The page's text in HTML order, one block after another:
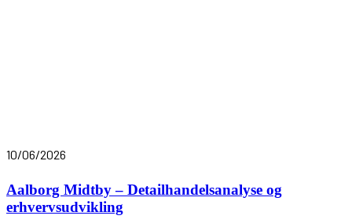
10/06/2026
Aalborg Midtby – Detailhandelsanalyse og
erhvervsudvikling